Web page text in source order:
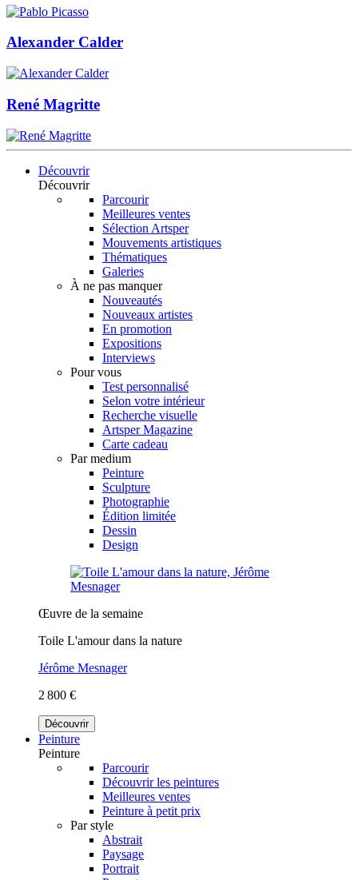
Alexander Calder
René Magritte
Découvrir
Découvrir
Parcourir
Meilleures ventes
Sélection Artsper
Mouvements artistiques
Thématiques
Galeries
À ne pas manquer
Nouveautés
Nouveaux artistes
En promotion
Expositions
Interviews
Pour vous
Test personnalisé
Selon votre intérieur
Recherche visuelle
Artsper Magazine
Carte cadeau
Par medium
Peinture
Sculpture
Photographie
Édition limitée
Dessin
Design
Œuvre de la semaine
Toile L'amour dans la nature
Jérôme Mesnager
2 800 €
Découvrir
Peinture
Peinture
Parcourir
Découvrir les peintures
Meilleures ventes
Peinture à petit prix
Par style
Abstrait
Paysage
Portrait